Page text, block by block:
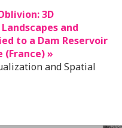
3D
and
to a Dam Reservoir
(France) »
and Spatial